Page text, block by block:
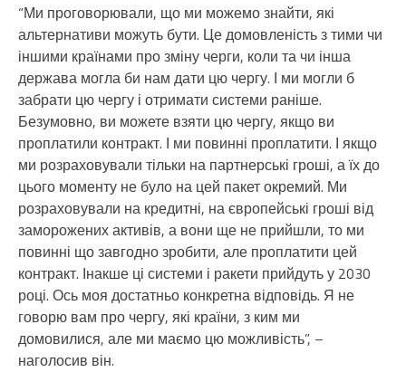
“Ми проговорювали, що ми можемо знайти, які
альтернативи можуть бути. Це домовленість з тими чи
іншими країнами про зміну черги, коли та чи інша
держава могла би нам дати цю чергу. І ми могли б
забрати цю чергу і отримати системи раніше.
Безумовно, ви можете взяти цю чергу, якщо ви
проплатили контракт. І ми повинні проплатити. І якщо
ми розраховували тільки на партнерські гроші, а їх до
цього моменту не було на цей пакет окремий. Ми
розраховували на кредитні, на європейські гроші від
заморожених активів, а вони ще не прийшли, то ми
повинні що завгодно зробити, але проплатити цей
контракт. Інакше ці системи і ракети прийдуть у 2030
році. Ось моя достатньо конкретна відповідь. Я не
говорю вам про чергу, які країни, з ким ми
домовилися, але ми маємо цю можливість”, –
наголосив він.